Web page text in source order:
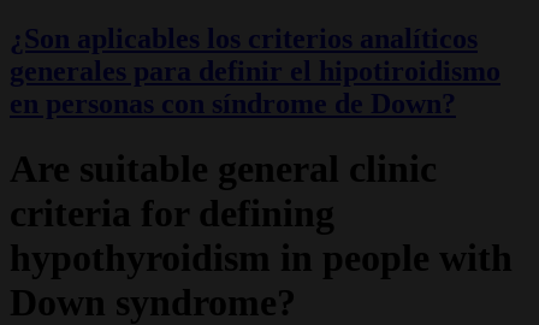
¿Son aplicables los criterios analíticos
generales para definir el hipotiroidismo
en personas con síndrome de Down?
Are suitable general clinic
criteria for defining
hypothyroidism in people with
Down syndrome?